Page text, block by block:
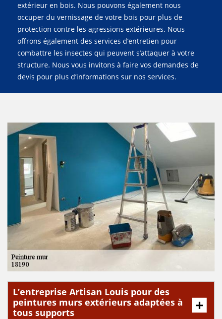
extérieur en bois. Nous pouvons également nous
occuper du vernissage de votre bois pour plus de
protection contre les agressions extérieures. Nous
offrons également des services d’entretien pour
combattre les insectes qui peuvent s’attaquer à votre
structure. Nous vous invitons à faire vos demandes de
devis pour plus d’informations sur nos services.
L’entreprise Artisan Louis pour des
peintures murs extérieurs adaptées à
tous supports